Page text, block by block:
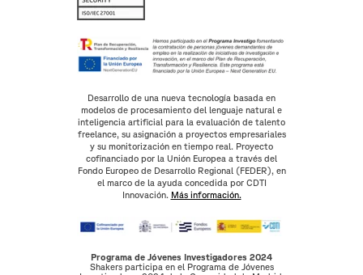
Desarrollo de una nueva tecnología basada en
modelos de procesamiento del lenguaje natural e
inteligencia artificial para la evaluación de talento
freelance, su asignación a proyectos empresariales
y su monitorización en tiempo real. Proyecto
cofinanciado por la Unión Europea a través del
Fondo Europeo de Desarrollo Regional (FEDER), en
el marco de la ayuda concedida por CDTI
Innovación. Más información.
Programa de Jóvenes Investigadores 2024
Shakers participa en el Programa de Jóvenes